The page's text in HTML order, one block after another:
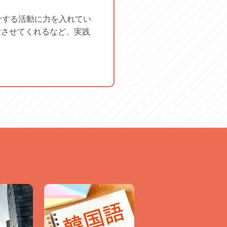
る活動に力を入れてい
せてくれるなど、実践